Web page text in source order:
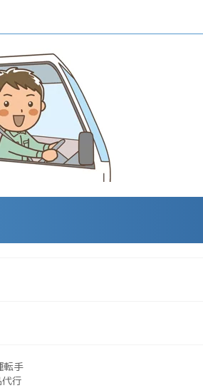
転手
行